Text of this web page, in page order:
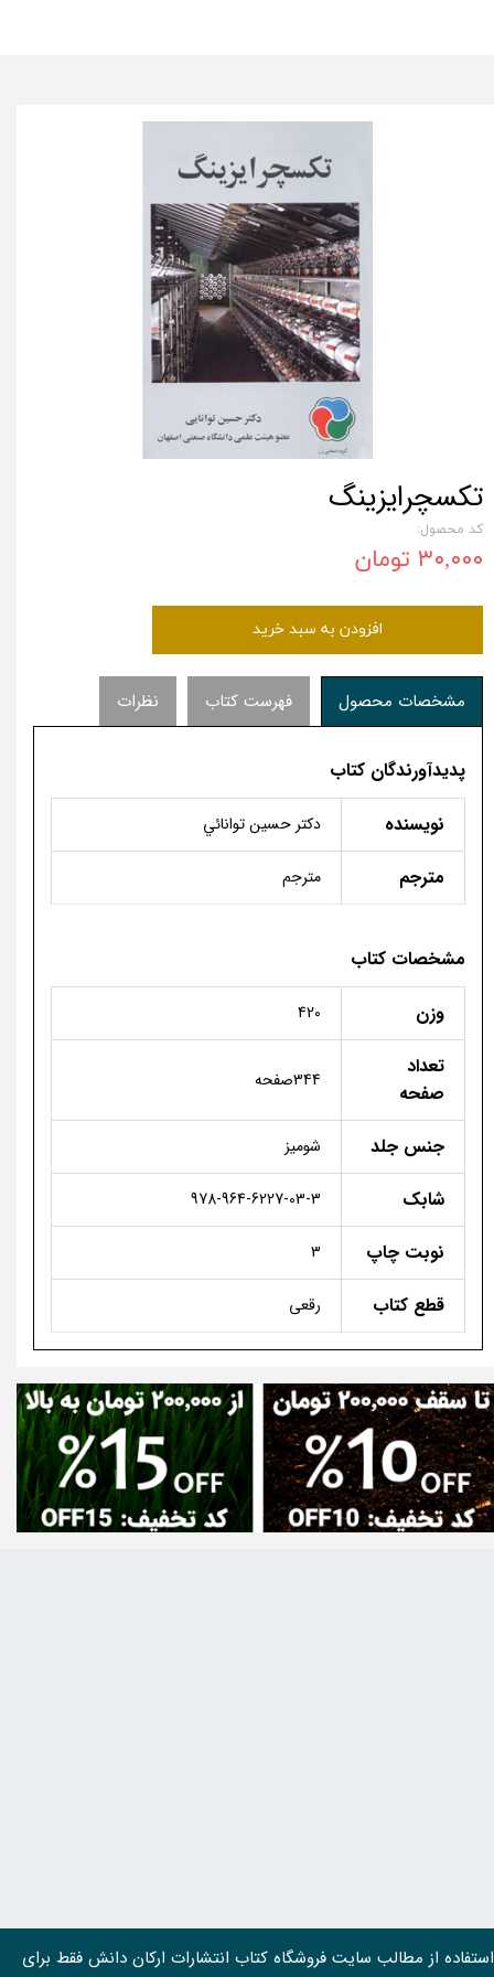
تکسچرایزینگ
کد محصول:
۳۰,۰۰۰ تومان
افزودن به سبد خرید
مشخصات محصول فهرست کتاب نظرات
پدیدآورندگان کتاب
نویسنده
دكتر حسين توانائي
مترجم مترجم
مشخصات کتاب
وزن
420
تعداد
صفحه
344صفحه
جنس جلد شومیز
شابک 978-964-6227-03-3
نوبت چاپ 3
قطع کتاب رقعی
استفاده از مطالب سايت فروشگاه کتاب انتشارات ارکان دانش فقط برای